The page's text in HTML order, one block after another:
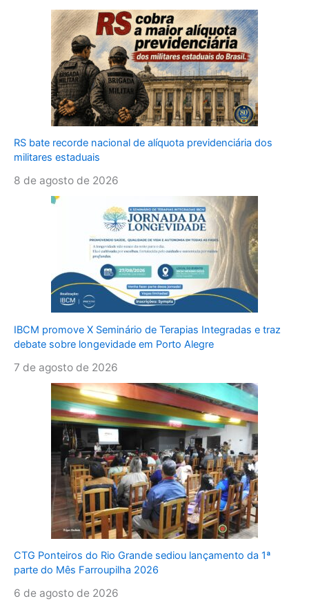
RS bate recorde nacional de alíquota previdenciária dos
militares estaduais
8 de agosto de 2026
IBCM promove X Seminário de Terapias Integradas e traz
debate sobre longevidade em Porto Alegre
7 de agosto de 2026
CTG Ponteiros do Rio Grande sediou lançamento da 1ª
parte do Mês Farroupilha 2026
6 de agosto de 2026